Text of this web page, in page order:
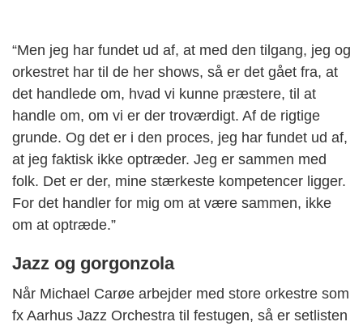
“Men jeg har fundet ud af, at med den tilgang, jeg og
orkestret har til de her shows, så er det gået fra, at
det handlede om, hvad vi kunne præstere, til at
handle om, om vi er der troværdigt. Af de rigtige
grunde. Og det er i den proces, jeg har fundet ud af,
at jeg faktisk ikke optræder. Jeg er sammen med
folk. Det er der, mine stærkeste kompetencer ligger.
For det handler for mig om at være sammen, ikke
om at optræde.”
Jazz og gorgonzola
Når Michael Carøe arbejder med store orkestre som
fx Aarhus Jazz Orchestra til festugen, så er setlisten